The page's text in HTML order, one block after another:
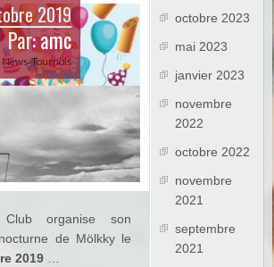
2019
Par:amc
News,Tournois
Club organise son
de Mölkky le
2019 …
octobre 2023
mai 2023
janvier 2023
novembre
2022
octobre 2022
novembre
2021
septembre
2021